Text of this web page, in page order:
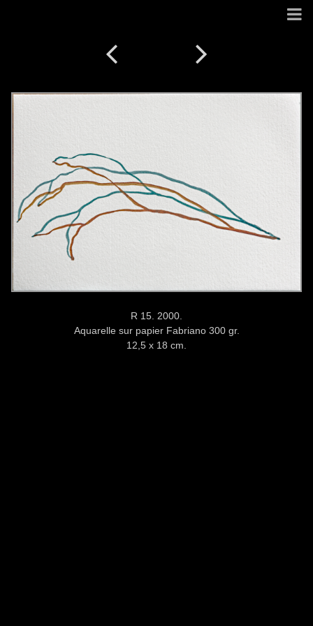
R 15. 2000.
Aquarelle sur papier Fabriano 300 gr.
12,5 x 18 cm.